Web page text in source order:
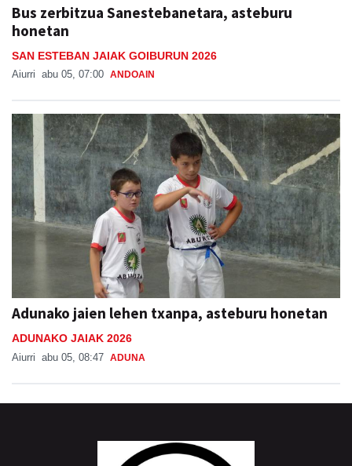
Bus zerbitzua Sanestebanetara, asteburu
honetan
SAN ESTEBAN JAIAK GOIBURUN 2026
Aiurri abu 05, 07:00 ANDOAIN
Adunako jaien lehen txanpa, asteburu honetan
ADUNAKO JAIAK 2026
Aiurri abu 05, 08:47 ADUNA